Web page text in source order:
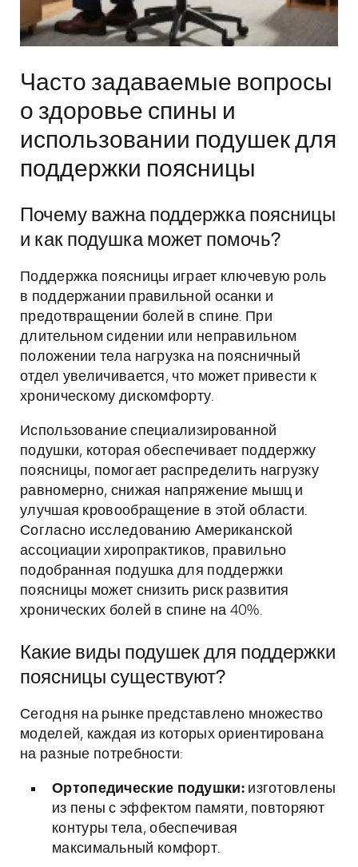
Часто задаваемые вопросы
о здоровье спины и
использовании подушек для
поддержки поясницы
Почему важна поддержка поясницы
и как подушка может помочь?
Поддержка поясницы играет ключевую роль
в поддержании правильной осанки и
предотвращении болей в спине. При
длительном сидении или неправильном
положении тела нагрузка на поясничный
отдел увеличивается, что может привести к
хроническому дискомфорту.
Использование специализированной
подушки, которая обеспечивает поддержку
поясницы, помогает распределить нагрузку
равномерно, снижая напряжение мышц и
улучшая кровообращение в этой области.
Согласно исследованию Американской
ассоциации хиропрактиков, правильно
подобранная подушка для поддержки
поясницы может снизить риск развития
хронических болей в спине на 40%.
Какие виды подушек для поддержки
поясницы существуют?
Сегодня на рынке представлено множество
моделей, каждая из которых ориентирована
на разные потребности:
Ортопедические подушки:изготовлены
из пены с эффектом памяти, повторяют
контуры тела, обеспечивая
максимальный комфорт.